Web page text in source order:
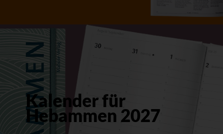
Kalender für
Hebammen 2027